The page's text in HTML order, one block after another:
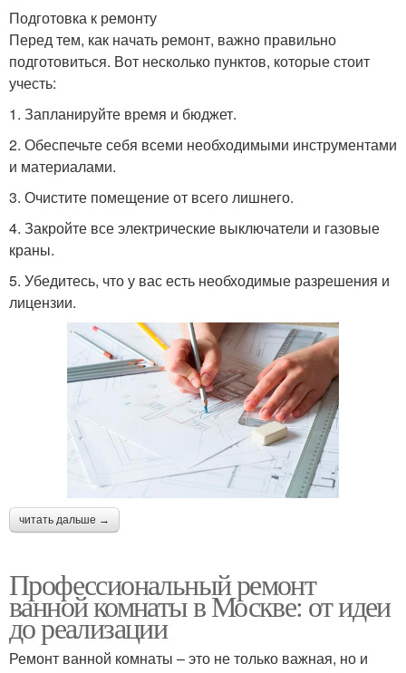
Подготовка к ремонту
Перед тем, как начать ремонт, важно правильно
подготовиться. Вот несколько пунктов, которые стоит
учесть:
1. Запланируйте время и бюджет.
2. Обеспечьте себя всеми необходимыми инструментами
и материалами.
3. Очистите помещение от всего лишнего.
4. Закройте все электрические выключатели и газовые
краны.
5. Убедитесь, что у вас есть необходимые разрешения и
лицензии.
читать дальше →
Профессиональный ремонт
ванной комнаты в Москве: от идеи
до реализации
Ремонт ванной комнаты – это не только важная, но и